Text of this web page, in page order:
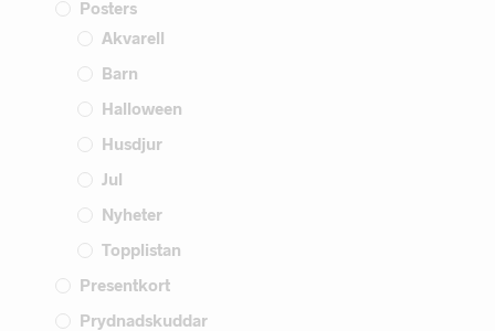
Posters
Akvarell
Barn
Halloween
Husdjur
Jul
Nyheter
Topplistan
Presentkort
Prydnadskuddar